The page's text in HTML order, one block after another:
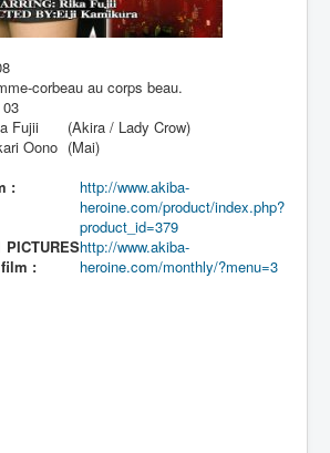
corbeau au corps beau.
Fujii
(Akira / Lady Crow)
Oono (Mai)
:
http://www.akiba-
heroine.com/product/index.php?
product_id=379
:
http://www.akiba-
heroine.com/monthly/?menu=3